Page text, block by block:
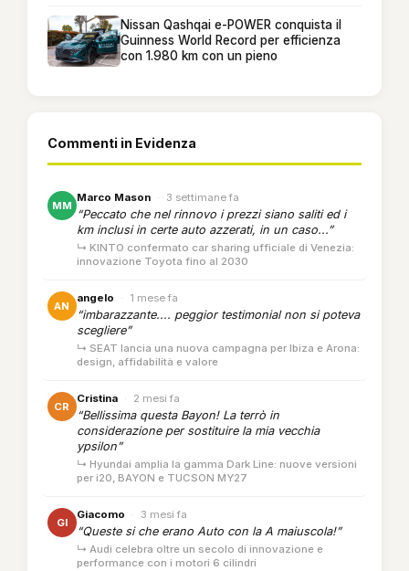
Nissan Qashqai e-POWER conquista il
Guinness World Record per efficienza
con 1.980 km con un pieno
Commenti in Evidenza
MM
Marco Mason · 3 settimane fa
“Peccato che nel rinnovo i prezzi siano saliti ed i
km inclusi in certe auto azzerati, in un caso...”
↳ KINTO confermato car sharing ufficiale di Venezia:
innovazione Toyota fino al 2030
AN
angelo · 1 mese fa
“imbarazzante.... peggior testimonial non si poteva
scegliere”
↳ SEAT lancia una nuova campagna per Ibiza e Arona:
design, affidabilità e valore
CR
Cristina · 2 mesi fa
“Bellissima questa Bayon! La terrò in
considerazione per sostituire la mia vecchia
ypsilon”
↳ Hyundai amplia la gamma Dark Line: nuove versioni
per i20, BAYON e TUCSON MY27
GI
Giacomo · 3 mesi fa
“Queste si che erano Auto con la A maiuscola!”
↳ Audi celebra oltre un secolo di innovazione e
performance con i motori 6 cilindri